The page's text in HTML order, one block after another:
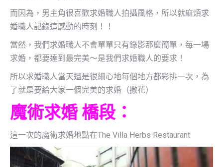
而因為，男主角很喜歡求婚職人拍攝風格，所以就麻煩求
婚職人記錄這感動的時刻！！
當然，我們求婚職人不會單單只有錄影那麼簡單，每一場
求婚，都要達到最完美～是我們求婚職人的要求！
所以求婚職人當天還是很細心地每個地方都彩排一次，為
了就是要給大家一個完美的求婚（撒花）
魔術求婚 橋段：
這一次的魔術求婚地點在The Villa Herbs Restaurant